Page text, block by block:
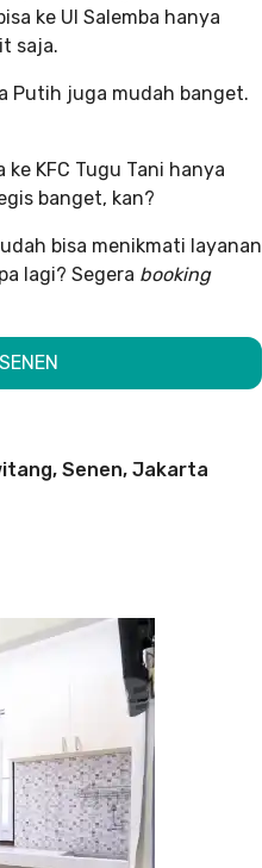
ke UI Salemba hanya
saja.
Putih juga mudah banget.
KFC Tugu Tani hanya
banget, kan?
bisa menikmati layanan
lagi? Segera booking
Senen, Jakarta